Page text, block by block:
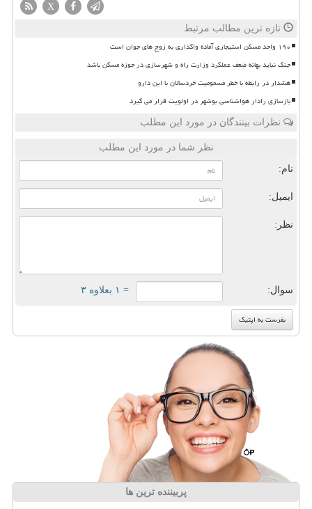
X
تازه ترین مطالب مرتبط
۱۹۰ واحد مسکن استیجاری آماده واگذاری به زوج های جوان است
جنگ نباید بهانه ضعف عملکرد وزارت راه و شهرسازی در حوزه مسکن باشد
هشدار در رابطه با خطر مسمومیت خردسالان با این دارو
بازسازی رادار هواشناسی بوشهر در اولویت قرار می گیرد
نظرات بینندگان در مورد این مطلب
نظر شما در مورد این مطلب
نام:
ایمیل:
نظر:
سوال: = ۱ بعلاوه ۳
پربیننده ترین ها